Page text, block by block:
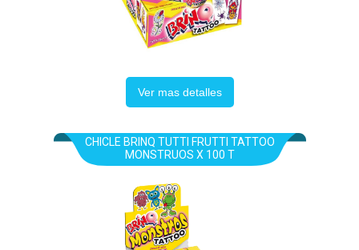
Ver mas detalles
CHICLE BRINQ TUTTI FRUTTI TATTOO
MONSTRUOS X 100 T